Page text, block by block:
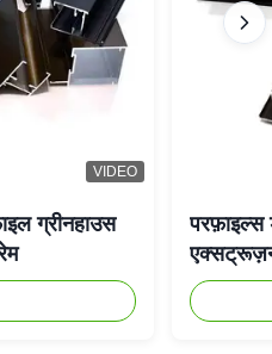
VIDEO
ग्रीनहाउस
परफ़ाइल्स
एक्सट्रूज़न